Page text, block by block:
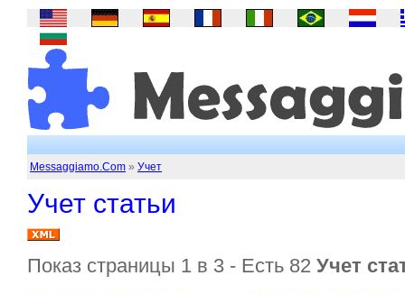
Messaggiamo.Com » Учет
Учет статьи
Показ страницы 1 в 3 - Есть 82 Учет